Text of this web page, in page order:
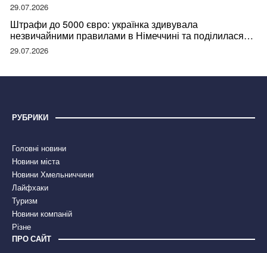
29.07.2026
Штрафи до 5000 євро: українка здивувала
незвичайними правилами в Німеччині та поділилася
правдою
29.07.2026
РУБРИКИ
Головні новини
Новини міста
Новини Хмельниччини
Лайфхаки
Туризм
Новини компаній
Різне
ПРО САЙТ